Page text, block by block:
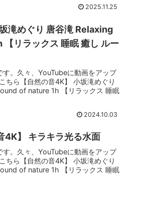
2025.11.25
滝めぐり 唐谷滝 Relaxing
リラックス 睡眠 癒し ルー
。久々、YouTubeに動画をアップ
ちら【自然の音4K】 小坂滝めぐり
of nature 1h 【リラックス 睡眠
2024.10.03
4K】 キラキラ光る水面
。久々、YouTubeに動画をアップ
ちら【自然の音4K】 小坂滝めぐり
of nature 1h 【リラックス 睡眠